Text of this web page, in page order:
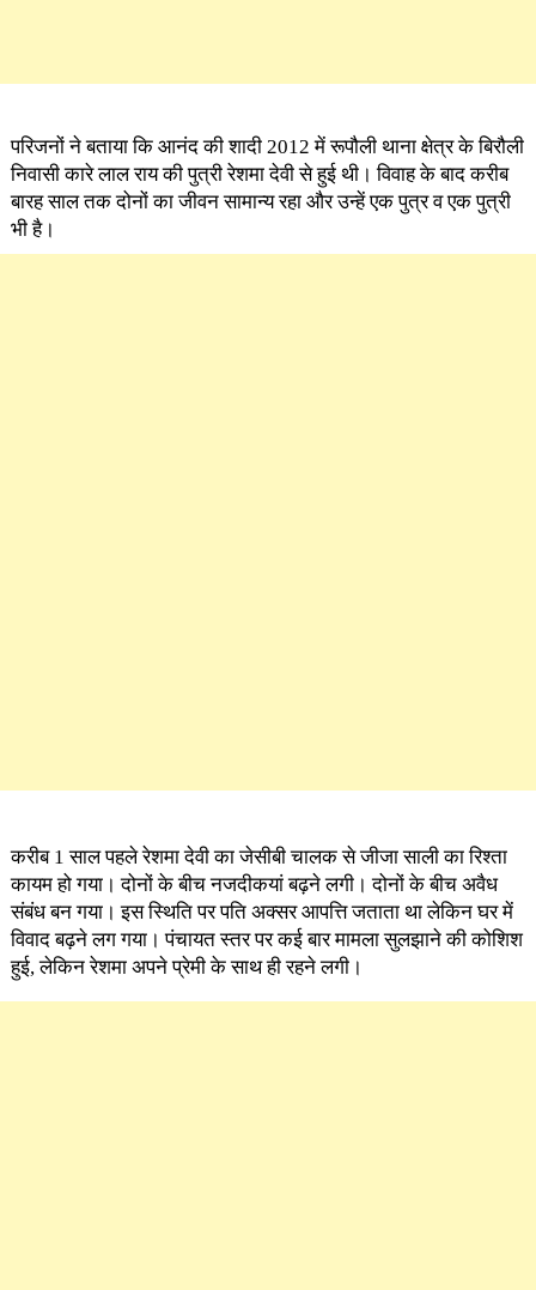
परिजनों ने बताया कि आनंद की शादी 2012 में रूपौली थाना क्षेत्र के बिरौली
निवासी कारे लाल राय की पुत्री रेशमा देवी से हुई थी। विवाह के बाद करीब
बारह साल तक दोनों का जीवन सामान्य रहा और उन्हें एक पुत्र व एक पुत्री
भी है।
करीब 1 साल पहले रेशमा देवी का जेसीबी चालक से जीजा साली का रिश्ता
कायम हो गया। दोनों के बीच नजदीकयां बढ़ने लगी। दोनों के बीच अवैध
संबंध बन गया। इस स्थिति पर पति अक्सर आपत्ति जताता था लेकिन घर में
विवाद बढ़ने लग गया। पंचायत स्तर पर कई बार मामला सुलझाने की कोशिश
हुई, लेकिन रेशमा अपने प्रेमी के साथ ही रहने लगी।